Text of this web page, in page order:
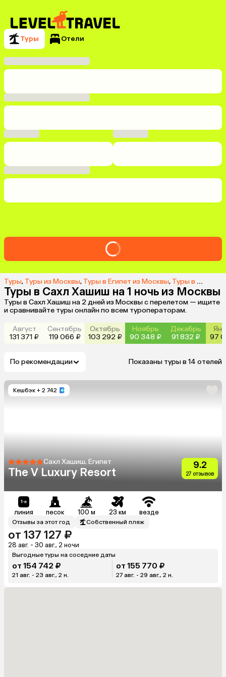
Туры Отели
Туры, Туры из Москвы, Туры в Египет из Москвы, Туры в Сахл Хашиш из Москвы
Туры в Сахл Хашиш на 1 ночь из Москвы
Туры в Сахл Хашиш на 2 дней из Москвы с перелетом — ищите
и сравнивайте туры онлайн по всем туроператорам.
Август
131 371 ₽
Сентябрь
119 066 ₽
Октябрь
103 292 ₽
Ноябрь
90 348 ₽
Декабрь
91 832 ₽
97
По рекомендации Показаны туры в 14 отелей
Кешбэк + 2 742
Сахл Хашиш, Египет
The V Luxury Resort
9.2
27 отзывов
линия песок 100 м 23 км везде
Отзывы за этот год Собственный пляж
от 137 127 ₽
28 авг. - 30 авг., 2 ночи
Выгодные туры на соседние даты
от 154 742 ₽
21 авг. - 23 авг., 2 н.
от 155 770 ₽
27 авг. - 29 авг., 2 н.